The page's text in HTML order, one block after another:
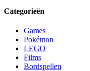
Categorieën
Games
Pokémon
LEGO
Films
Bordspellen